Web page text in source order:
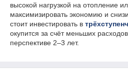
высокой нагрузкой на отопление
максимизировать экономию и
стоит инвестировать в
окупится за счёт меньших
перспективе 2–3 лет.